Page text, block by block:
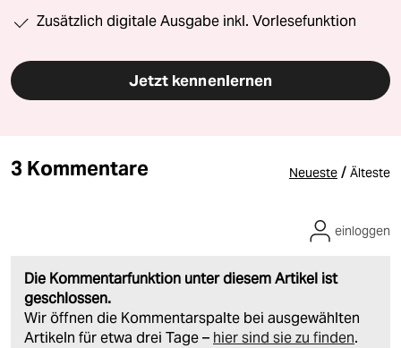
Zusätzlich digitale Ausgabe inkl. Vorlesefunktion
Jetzt kennenlernen
3 Kommentare Neueste / Älteste
Die Kommentarfunktion unter diesem Artikel ist
geschlossen.
Wir öffnen die Kommentarspalte bei ausgewählten
Artikeln für etwa drei Tage – hier sind sie zu finden.
einloggen